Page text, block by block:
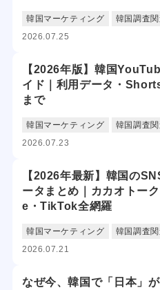
韓国マーケティング
韓国調査関
2026.07.25
【2026年版】韓国
イド｜利用データ・
まで
韓国マーケティング
韓国調査関
2026.07.23
【2026年最新】韓国の
ータまとめ｜カカオトー
e・TikTok全網羅
韓国マーケティング
韓国調査関
2026.07.21
なぜ今、韓国で「日本」